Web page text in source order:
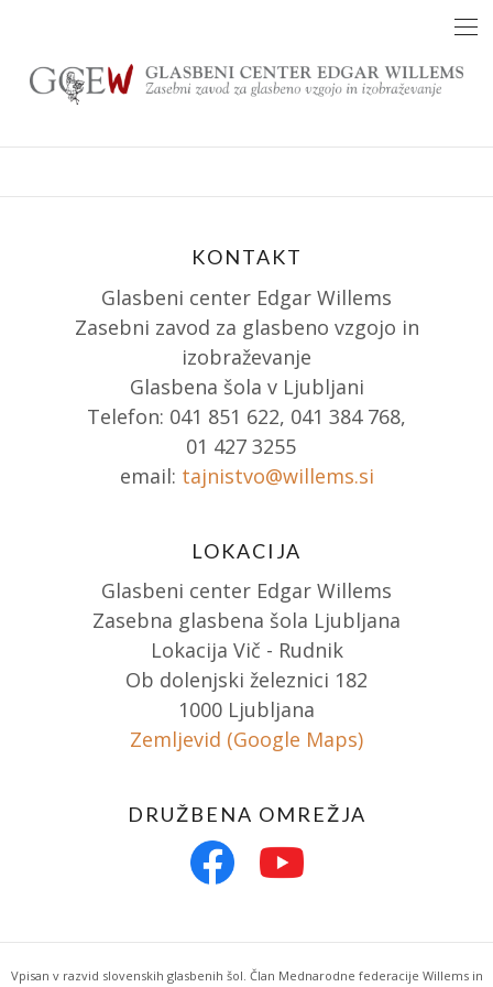
content
KONTAKT
Glasbeni center Edgar Willems
Zasebni zavod za glasbeno vzgojo in
izobraževanje
Glasbena šola v Ljubljani
Telefon: 041 851 622, 041 384 768,
01 427 3255
email: tajnistvo@willems.si
LOKACIJA
Glasbeni center Edgar Willems
Zasebna glasbena šola Ljubljana
Lokacija Vič - Rudnik
Ob dolenjski železnici 182
1000 Ljubljana
Zemljevid (Google Maps)
DRUŽBENA OMREŽJA
Vpisan v razvid slovenskih glasbenih šol. Član Mednarodne federacije Willems in